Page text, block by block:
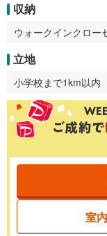
収納
ウォークインクロー
立地
小学校まで1km以内
室